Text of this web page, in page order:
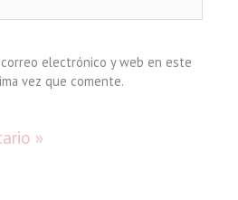
correo electrónico y web en este
vez que comente.